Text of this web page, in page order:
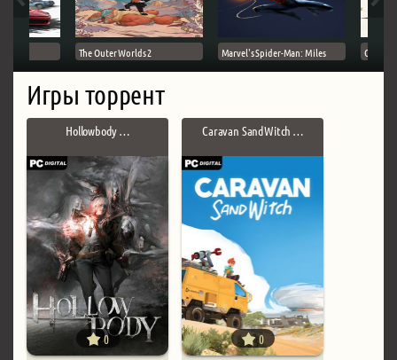
The Outer Worlds 2 Marvel's Spider-Man: Miles Ghost
Игры торрент
Hollowbody …
0
Caravan SandWitch …
0